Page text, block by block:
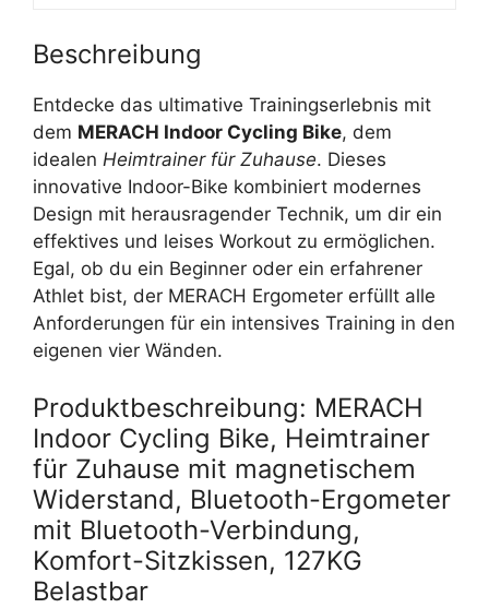
Beschreibung
Entdecke das ultimative Trainingserlebnis mit
dem MERACH Indoor Cycling Bike, dem
idealen Heimtrainer für Zuhause. Dieses
innovative Indoor-Bike kombiniert modernes
Design mit herausragender Technik, um dir ein
effektives und leises Workout zu ermöglichen.
Egal, ob du ein Beginner oder ein erfahrener
Athlet bist, der MERACH Ergometer erfüllt alle
Anforderungen für ein intensives Training in den
eigenen vier Wänden.
Produktbeschreibung: MERACH
Indoor Cycling Bike, Heimtrainer
für Zuhause mit magnetischem
Widerstand, Bluetooth-Ergometer
mit Bluetooth-Verbindung,
Komfort-Sitzkissen, 127KG
Belastbar